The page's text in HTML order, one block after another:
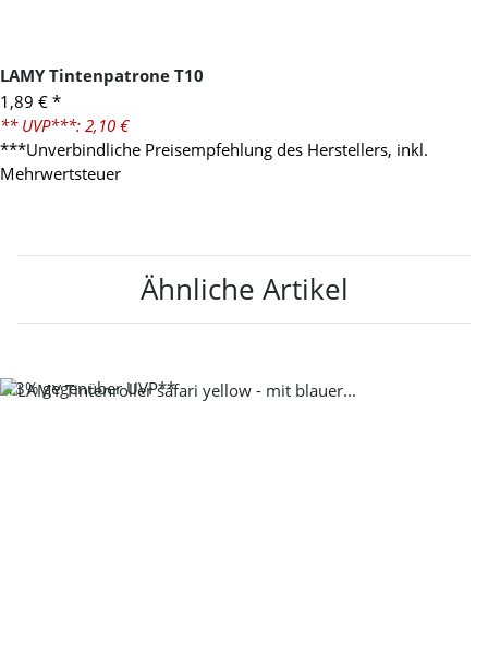
LAMY Tintenpatrone T10
1,89 € *
** UVP***: 2,10 €
***Unverbindliche Preisempfehlung des Herstellers, inkl.
Mehrwertsteuer
Ähnliche Artikel
-13%gegenüber UVP**